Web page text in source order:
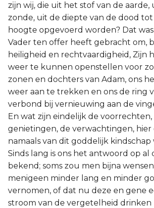
zijn wij, die uit het stof van de
zonde, uit de diepte van de dood tot
hoogte opgevoerd worden? Dat
Vader ten offer heeft gebracht om,
heiligheid en rechtvaardigheid, Zijn
weer te kunnen openstellen voor
zonen en dochters van Adam, ons
weer aan te trekken en ons de ring
verbond bij vernieuwing aan de
En wat zijn eindelijk de voorrechten,
genietingen, de verwachtingen, hier
namaals van dit goddelijk
Sinds lang is ons het antwoord op al
bekend; soms zou men bijna
menigeen minder lang en minder
vernomen, of dat nu deze en gene
stroom van de vergetelheid drinken